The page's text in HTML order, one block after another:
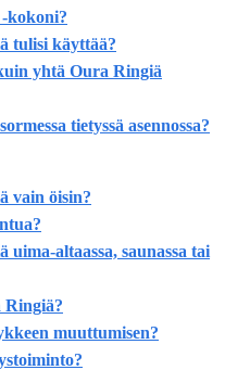
kokoni?
tulisi käyttää?
yhtä Oura Ringiä
tietyssä asennossa?
vain öisin?
altaassa, saunassa tai
Ringiä?
muuttumisen?